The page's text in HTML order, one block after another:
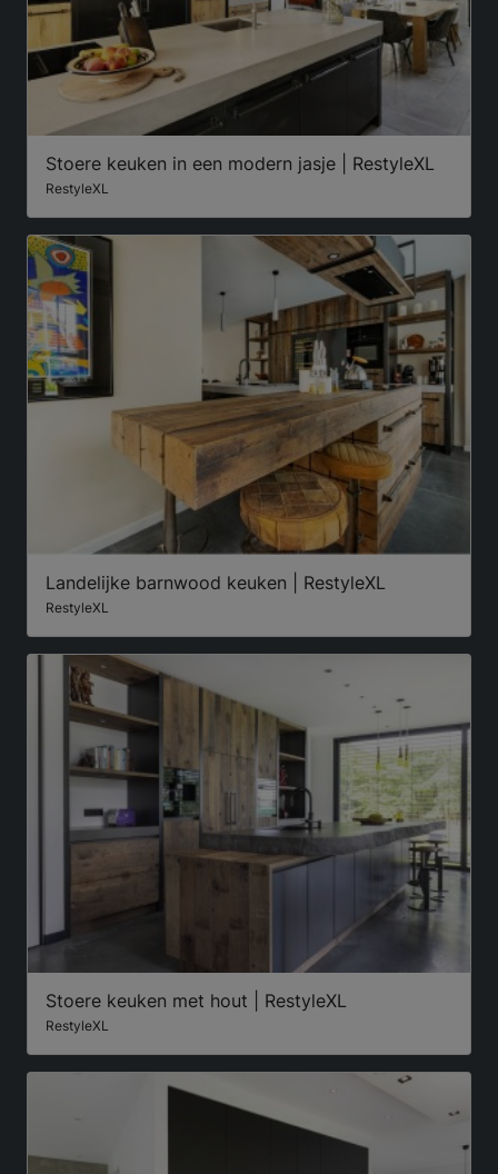
Stoere keuken in een modern jasje | RestyleXL
RestyleXL
Landelijke barnwood keuken | RestyleXL
RestyleXL
Stoere keuken met hout | RestyleXL
RestyleXL